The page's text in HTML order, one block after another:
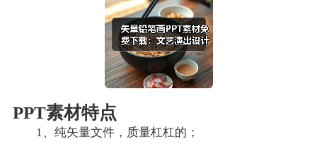
PPT素材特点
1、纯矢量文件，质量杠杠的；